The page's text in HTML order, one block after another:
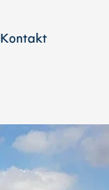
Kontakt